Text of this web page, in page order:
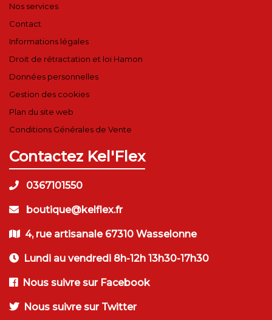
Nos services
Contact
Informations légales
Droit de rétractation et loi Hamon
Données personnelles
Gestion des cookies
Plan du site web
Conditions Générales de Vente
Contactez Kel'Flex
0367101550
boutique@kelflex.fr
4, rue artisanale 67310 Wasselonne
Lundi au vendredi 8h-12h 13h30-17h30
Nous suivre sur Facebook
Nous suivre sur Twitter